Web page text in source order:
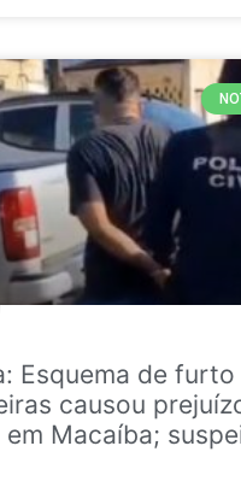
Esquema de furto
causou
em Macaíba;